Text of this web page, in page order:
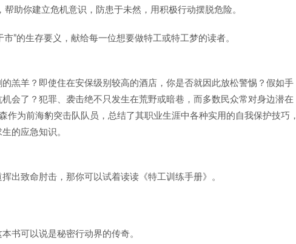
助你建立危机意识，防患于未然，用积极行动摆脱危险。
”的生存要义，献给每一位想要做特工或特工梦的读者。
羔羊？即使住在安保级别较高的酒店，你是否就因此放松警惕？假如手
会了？犯罪、袭击绝不只发生在荒野或暗巷，而多数民众常对身边潜在
作为前海豹突击队队员，总结了其职业生涯中各种实用的自我保护技巧，
的应急知识。
出致命肘击，那你可以试着读读《特工训练手册》。
书可以说是秘密行动界的传奇。